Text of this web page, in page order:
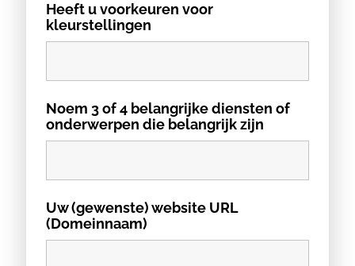
Heeft u voorkeuren voor
kleurstellingen
Noem 3 of 4 belangrijke diensten of
onderwerpen die belangrijk zijn
Uw (gewenste) website URL
(Domeinnaam)